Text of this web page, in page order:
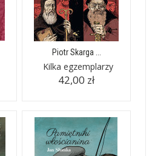
Piotr Skarga ...
Kilka egzemplarzy
42,00 zł